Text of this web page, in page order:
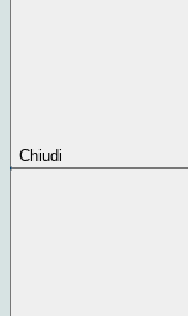
Chiudi